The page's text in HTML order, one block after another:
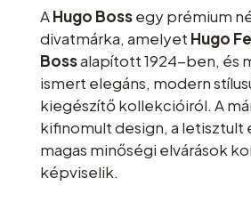
AHugo Bossegy prémium
divatmárka, amelyet Hugo
Bossalapított 1924-ben, és
ismert elegáns, modern
kiegészítő kollekcióiról. A
kifinomult design, a letisztult
magas minőségi elvárások
képviselik.